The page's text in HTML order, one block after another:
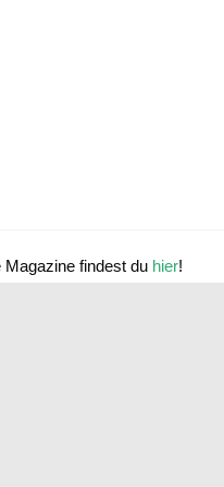
Magazine findest du hier!